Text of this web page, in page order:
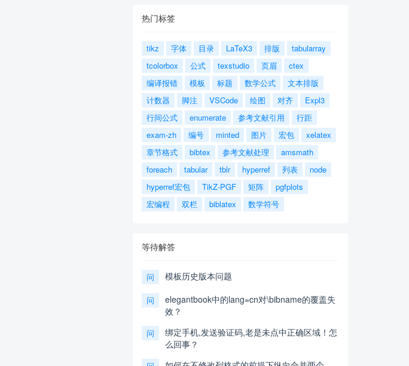
热门标签
tikz 字体 目录 LaTeX3 排版
tabularray
tcolorbox
公式 texstudio 页眉
ctex
编译报错
模板 标题 数学公式
文本排版
计数器
脚注 VSCode 绘图 对齐
Expl3
行间公式
enumerate 参考文献引用
行距
exam-zh
编号 minted 图片 宏包
xelatex
章节格式
bibtex 参考文献处理
amsmath
foreach
tabular tblr hyperref 列表
node
hyperref宏包
TikZ-PGF 矩阵
pgfplots
宏编程
双栏 biblatex 数学符号
等待解答
问 模板历史版本问题
问
elegantbook中的lang=cn对\bibname的覆盖失
效？
问
绑定手机,发送验证码,老是未点中正确区域！怎
么回事？